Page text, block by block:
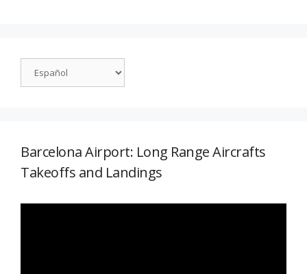
Barcelona Airport: Long Range Aircrafts
Takeoffs and Landings